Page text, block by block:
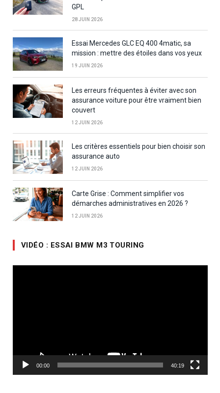
GPL
28 JUIN 2026
Essai Mercedes GLC EQ 400 4matic, sa
mission : mettre des étoiles dans vos yeux
19 JUIN 2026
Les erreurs fréquentes à éviter avec son
assurance voiture pour être vraiment bien
couvert
12 JUIN 2026
Les critères essentiels pour bien choisir son
assurance auto
12 JUIN 2026
Carte Grise : Comment simplifier vos
démarches administratives en 2026 ?
12 JUIN 2026
VIDÉO : ESSAI BMW M3 TOURING
00:00 40:19